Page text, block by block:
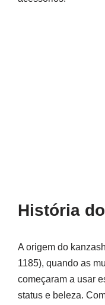
História
A origem do
1185), quando as
começaram a usar
status e beleza.